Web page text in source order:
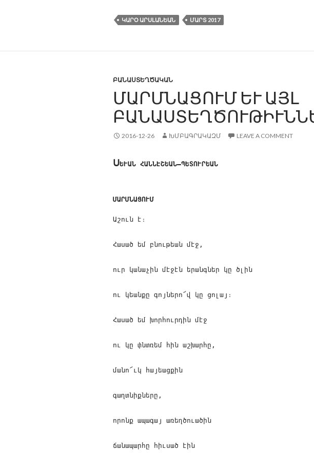
ԿԱՐՕ ԱՐՍԼԱՆԵԱՆ ՄԱՐՏ 2017
ԲԱՆԱՍՏԵՂԾԱԿԱՆ
ՄԱՐՄՆԱՑՈՒՄ ԵՒ ԱՅԼ
2016-12-26 ԽՄԲԱԳՐԱԿԱԶՄ LEAVE A COMMENT
ՍԵՒԱՆ ՀԱՆՆԷՇԵԱՆ—ՊԵՏՈՒՐԵԱՆ
ՄԱՐՄՆԱՑՈՒՄ
Աշուն է։
Հասած եմ բնութեան մէջ,
ուր կանաչին մէջէն երանգներ կը ծլին
ու կեանքը գոյներո՜վ կը ցոլայ։
Հասած եմ խորհուրդին մէջ
ու կը փնտռեմ հին աշխարհը,
մանո՜ւկ հայեացքին
գաղտնիքները,
որոնք ապագայ առեղծուածին
ճանապարհը հիւսած էին